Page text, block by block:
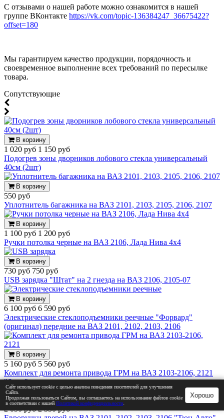
С отзывами о нашей работе можно ознакомится в нашей
группе ВКонтакте https://vk.com/topic-136384247_36675422?
offset=180
Мы гарантируем качество продукции, порядочность и
своевременное выполнение всех требований по пересылке
товара.
Cопутствующие
В корзину
1 020 руб 1 150 руб
Подогрев зоны дворников лобового стекла универсальный
40см (2шт)
В корзину
550 руб
Уплотнитель багажника на ВАЗ 2101, 2103, 2105, 2106, 2107
В корзину
1 100 руб 1 200 руб
Ручки потолка черные на ВАЗ 2106, Лада Нива 4х4
В корзину
730 руб 750 руб
USB зарядка "Штат" на 2 гнезда на ВАЗ 2106, 2105-07
В корзину
6 100 руб 6 590 руб
Электрические стеклоподъемники реечные "Форвард"
(оригинал) передние на ВАЗ 2101, 2102, 2103, 2106
В корзину
5 160 руб 5 560 руб
Комплект для ремонта привода ГРМ на ВАЗ 2103-2106, 2121
"Sport"
Подробнее
2 050 руб2 350 руб
Сайт использует cookie с целью анализа поведения посетителей для улучшения
Сайта.
Продолжая пользоваться Сайтом, вы соглашаетесь на использование файлов cookie
в соответствии с нашейПолитикой конфиденциальности.
Хорошо